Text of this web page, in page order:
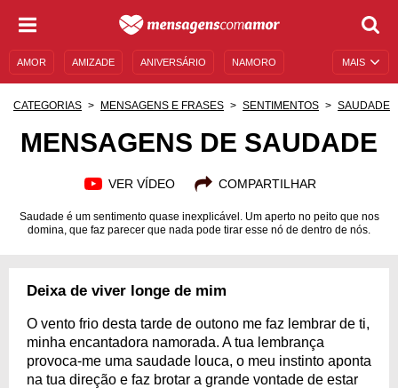
MAIS
AMOR AMIZADE ANIVERSÁRIO NAMORO
CATEGORIAS MENSAGENS E FRASES SENTIMENTOS SAUDADE
MENSAGENS DE SAUDADE
VER VÍDEO COMPARTILHAR
Saudade é um sentimento quase inexplicável. Um aperto no peito que nos
domina, que faz parecer que nada pode tirar esse nó de dentro de nós.
Deixa de viver longe de mim
O vento frio desta tarde de outono me faz lembrar de ti,
minha encantadora namorada. A tua lembrança
provoca-me uma saudade louca, o meu instinto aponta
na tua direção e faz brotar a grande vontade de estar